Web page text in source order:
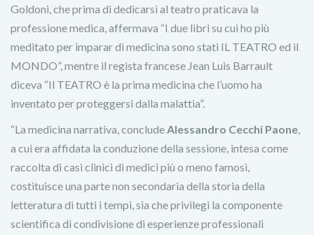
Goldoni, che prima di dedicarsi al teatro praticava la
professione medica, affermava “I due libri su cui ho più
meditato per imparar di medicina sono stati IL TEATRO ed il
MONDO”, mentre il regista francese Jean Luis Barrault
diceva “Il TEATRO è la prima medicina che l’uomo ha
inventato per proteggersi dalla malattia”.
“La medicina narrativa, concludeAlessandro Cecchi Paone,
a cui era affidata la conduzione della sessione, intesa come
raccolta di casi clinici di medici più o meno famosi,
costituisce una parte non secondaria della storia della
letteratura di tutti i tempi, sia che privilegi la componente
scientifica di condivisione di esperienze professionali